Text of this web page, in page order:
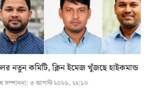
নতুন কমিটি, ক্লিন ইমেজ খুঁজছে হাইকমান্ড
সম্পাদনা:৩ আগস্ট ২০২৬, ২২:১০